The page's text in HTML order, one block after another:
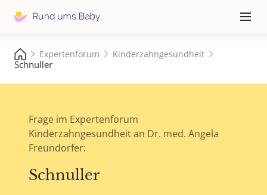
≡
Expertenforum Kinderzahngesundheit
Schnuller
Frage im Expertenforum
Kinderzahngesundheit an Dr. med. Angela
Freundorfer:
Schnuller